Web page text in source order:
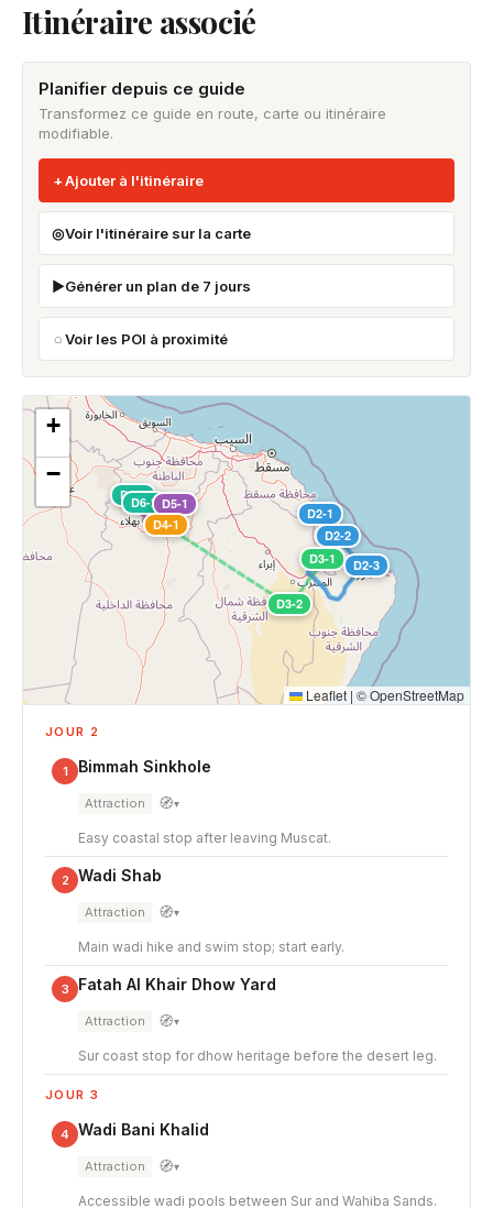
Itinéraire associé
Planifier depuis ce guide
Transformez ce guide en route, carte ou itinéraire
modifiable.
Ajouter à l'itinéraire
Voir l'itinéraire sur la carte
Générer un plan de 7 jours
Voir les POI à proximité
D2-1
D2-2
D2-3
D3-1
D3-2
D4-1
D5-1
D6-1D6-2
+
−
Leaflet | ©OpenStreetMap
JOUR 2
1 Bimmah Sinkhole
Attraction 🧭▾
Easy coastal stop after leaving Muscat.
2 Wadi Shab
Attraction 🧭▾
Main wadi hike and swim stop; start early.
3 Fatah Al Khair Dhow Yard
Attraction 🧭▾
Sur coast stop for dhow heritage before the desert leg.
JOUR 3
4 Wadi Bani Khalid
Attraction 🧭▾
Accessible wadi pools between Sur and Wahiba Sands.